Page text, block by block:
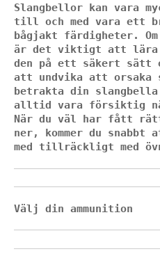
Slangbellor kan vara
till och med vara ett
bågjakt färdigheter.
är det viktigt att lära
den på ett säkert sätt
att undvika att orsaka
betrakta din slangbella
alltid vara försiktig
När du väl har fått
ner, kommer du
med tillräckligt med
Välj din ammunition